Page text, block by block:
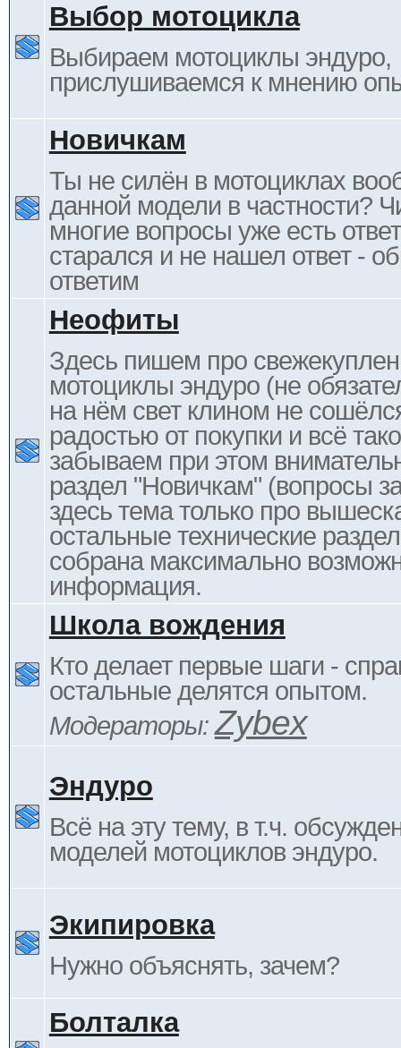
Выбор мотоцикла
Выбираем мотоциклы эндуро,
прислушиваемся к мнению
Новичкам
Ты не силён в мотоциклах
данной модели в частности?
многие вопросы уже есть
старался и не нашел ответ -
ответим
Неофиты
Здесь пишем про
мотоциклы эндуро (не
на нём свет клином не
радостью от покупки и всё
забываем при этом
раздел "Новичкам" (вопросы
здесь тема только про
остальные технические
собрана максимально
информация.
Школа вождения
Кто делает первые шаги -
остальные делятся опытом.
Модераторы:Zybex
Эндуро
Всё на эту тему, в т.ч.
моделей мотоциклов эндуро.
Экипировка
Нужно объяснять, зачем?
Болталка